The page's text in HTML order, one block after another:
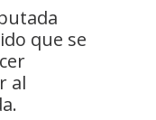
que se
al